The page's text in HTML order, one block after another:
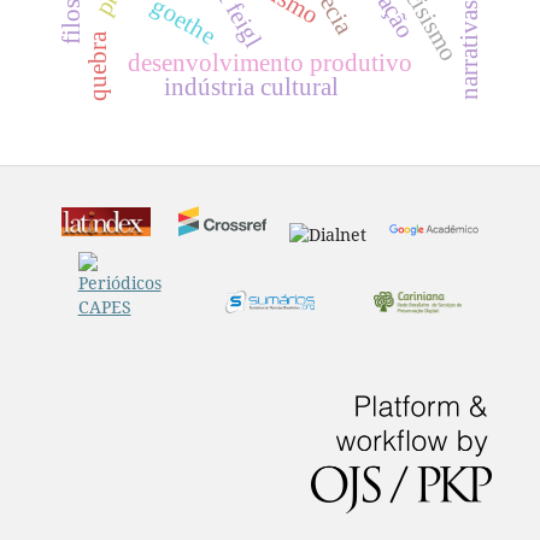
desenvolvimento produtivo
indústria cultural
goethe
quebra narrativas